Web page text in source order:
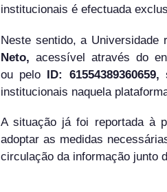
institucionais é efectuada
Neste sentido, a Universidade
Neto, acessível através do
ou pelo ID: 61554389360659,
institucionais naquela
A situação já foi reportada à
adoptar as medidas
circulação da informação junto